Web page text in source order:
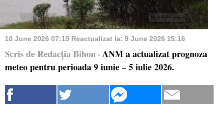
10 June 2026 07:15 Reactualizat la: 9 June 2026 15:16
Scris de Redacția Bihon - ANM a actualizat prognoza
meteo pentru perioada 9 iunie – 5 iulie 2026.